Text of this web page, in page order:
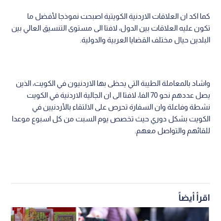
كما اكد ان العلاقات الاردنية الكويتية اصبحت نموذجا لأفضل ما
تكون عليه العلاقات بين الدول، لافتا الى مستوى التنسيق العالي بين
البلدين حيال مختلف القضايا العربية والدولية.
واشاد بالمعاملة الطيبة التي يحظى بها الاردنيون في الكويت، الذين
يصل عددهم نحو 70 الفا، لافتا الى ان الجالية الاردنية في الكويت
نشطة وفاعلة وان السفارة تحرص على الالتقاء بالأردنيين في
الكويت بشكل دوري حيث تخصص يوم السبت من كل اسبوع موعدا
للقائهم والتواصل معهم.
اقرأ أيضاً